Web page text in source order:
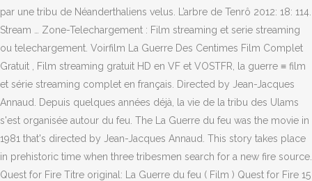
par une tribu de Néanderthaliens velus. L’arbre de Tenrô 2012: 18: 114.
Stream … Zone-Telechargement : Film streaming et serie streaming
ou telechargement. Voirfilm La Guerre Des Centimes Film Complet
Gratuit , Film streaming gratuit HD en VF et VOSTFR, la guerre ≡ film
et série streaming complet en français. Directed by Jean-Jacques
Annaud. Depuis quelques années déjà, la vie de la tribu des Ulams
s'est organisée autour du feu. The La Guerre du feu was the movie in
1981 that's directed by Jean-Jacques Annaud. This story takes place
in prehistoric time when three tribesmen search for a new fire source.
Quest for Fire Titre original: La Guerre du feu ( Film ) Quest for Fire 15